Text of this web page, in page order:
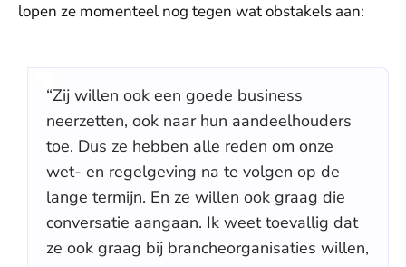
lopen ze momenteel nog tegen wat obstakels aan:
“Zij willen ook een goede business
neerzetten, ook naar hun aandeelhouders
toe. Dus ze hebben alle reden om onze
wet- en regelgeving na te volgen op de
lange termijn. En ze willen ook graag die
conversatie aangaan. Ik weet toevallig dat
ze ook graag bij brancheorganisaties willen,